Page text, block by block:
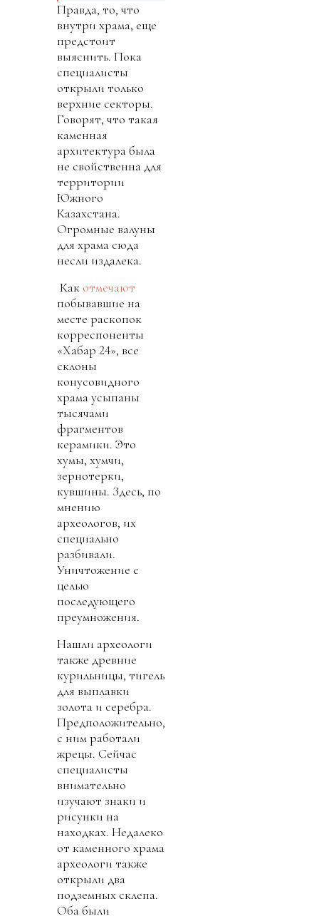
Правда, то, что
внутри храма, еще
предстоит
выяснить. Пока
специалисты
открыли только
верхние секторы.
Говорят, что такая
каменная
архитектура была
не свойственна для
территории
Южного
Казахстана.
Огромные валуны
для храма сюда
несли издалека.
Как отмечают
побывавшие на
месте раскопок
корреспоненты
«Хабар 24», все
склоны
конусовидного
храма усыпаны
тысячами
фрагментов
керамики. Это
хумы, хумчи,
зернотерки,
кувшины. Здесь, по
мнению
археологов, их
специально
разбивали.
Уничтожение с
целью
последующего
преумножения.
Нашли археологи
также древние
курильницы, тигель
для выплавки
золота и серебра.
Предположительно,
с ним работали
жрецы. Сейчас
специалисты
внимательно
изучают знаки и
рисунки на
находках. Недалеко
от каменного храма
археологи также
открыли два
подземных склепа.
Оба были